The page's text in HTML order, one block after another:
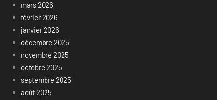
mars 2026
février 2026
janvier 2026
décembre 2025
novembre 2025
octobre 2025
septembre 2025
août 2025